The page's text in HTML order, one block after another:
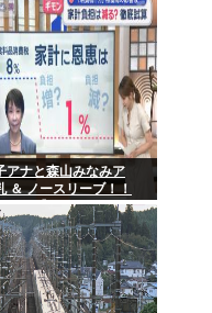
価に影響大
アナと森山みなみア
ノースリーブ！！
あり】